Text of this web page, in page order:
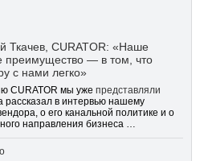
Ткачев, CURATOR: «Наше
преимущество — в том, что
с нами легко»
CURATOR мы уже представляли
рассказал в интервью нашему
о его канальной политике и о
направления бизнеса …